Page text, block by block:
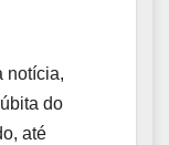
notícia,
do
até